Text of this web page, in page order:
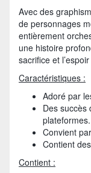
Avec des
de personnages
entièrement
une histoire
sacrifice et
Caractéristiques :
Adoré par
Des succès
plateformes.
Convient
Contient
Contient :